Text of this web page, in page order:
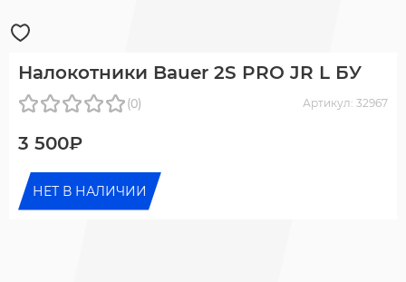
Налокотники Bauer 2S PRO JR L БУ
(0) Артикул: 32967
3 500₽
НЕТ В НАЛИЧИИ